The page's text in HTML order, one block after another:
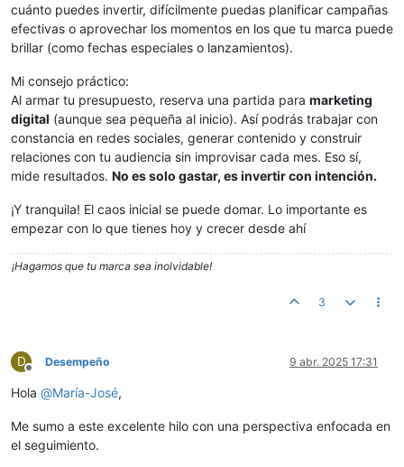
cuánto puedes invertir, difícilmente puedas planificar campañas
efectivas o aprovechar los momentos en los que tu marca puede
brillar (como fechas especiales o lanzamientos).
Mi consejo práctico:
Al armar tu presupuesto, reserva una partida para marketing
digital (aunque sea pequeña al inicio). Así podrás trabajar con
constancia en redes sociales, generar contenido y construir
relaciones con tu audiencia sin improvisar cada mes. Eso sí,
mide resultados. No es solo gastar, es invertir con intención.
¡Y tranquila! El caos inicial se puede domar. Lo importante es
empezar con lo que tienes hoy y crecer desde ahí
¡Hagamos que tu marca sea inolvidable!
3
D
Desconectado
Desempeño 9 abr. 2025 17:31
Hola @María-José,
Me sumo a este excelente hilo con una perspectiva enfocada en
el seguimiento.